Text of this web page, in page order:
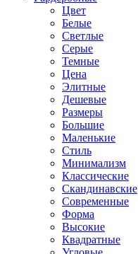
Цвет
Белые
Светлые
Серые
Темные
Цена
Элитные
Дешевые
Размеры
Большие
Маленькие
Стиль
Минимализм
Классические
Скандинавские
Современные
Форма
Высокие
Квадратные